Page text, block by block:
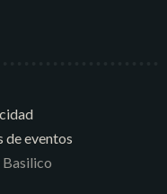
de eventos